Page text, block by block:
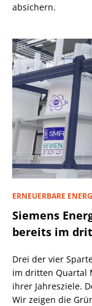
absichern.
ERNEUERBARE
Siemens
bereits im
Drei der vier
im dritten Quartal
ihrer Jahresziele.
Wir zeigen die